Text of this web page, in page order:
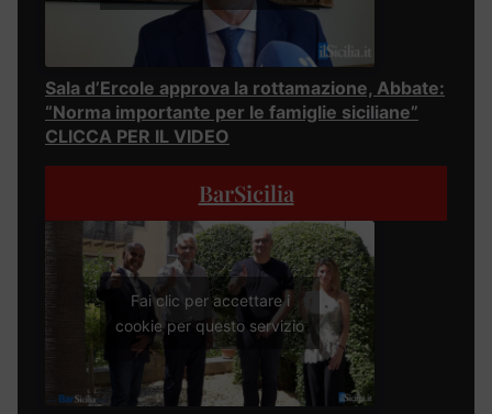
Sala d’Ercole approva la rottamazione, Abbate:
“Norma importante per le famiglie siciliane”
CLICCA PER IL VIDEO
BarSicilia
Fai clic per accettare i
cookie per questo servizio